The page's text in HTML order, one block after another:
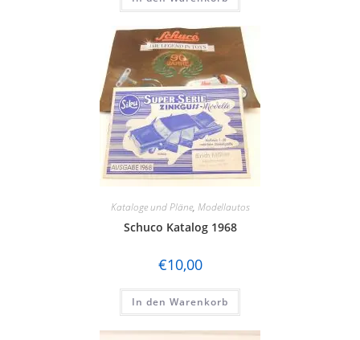
Kataloge und Pläne, Modellautos
Schuco Katalog 1968
€10,00
In den Warenkorb